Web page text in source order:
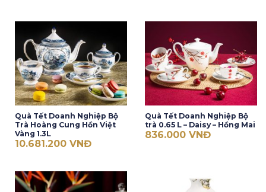
Quà Tết Doanh Nghiệp Bộ
Trà Hoàng Cung Hồn Việt
Vàng 1.3L
10.681.200 VNĐ
Quà Tết Doanh Nghiệp Bộ
trà 0.65 L – Daisy – Hồng Mai
836.000 VNĐ